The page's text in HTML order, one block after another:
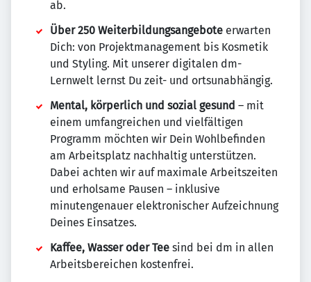
ab.
Über 250 Weiterbildungsangebote erwarten
Dich: von Projektmanagement bis Kosmetik
und Styling. Mit unserer digitalen dm-
Lernwelt lernst Du zeit- und ortsunabhängig.
Mental, körperlich und sozial gesund – mit
einem umfangreichen und vielfältigen
Programm möchten wir Dein Wohlbefinden
am Arbeitsplatz nachhaltig unterstützen.
Dabei achten wir auf maximale Arbeitszeiten
und erholsame Pausen – inklusive
minutengenauer elektronischer Aufzeichnung
Deines Einsatzes.
Kaffee, Wasser oder Tee sind bei dm in allen
Arbeitsbereichen kostenfrei.